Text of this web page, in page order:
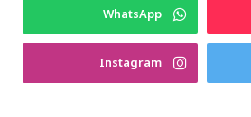
WhatsApp
Instagram